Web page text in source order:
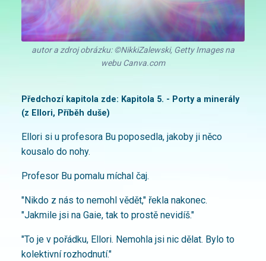
autor a zdroj obrázku: ©NikkiZalewski, Getty Images na
webu Canva.com
Předchozí kapitola zde: Kapitola 5. - Porty a minerály
(z Ellori, Příběh duše)
Ellori si u profesora Bu poposedla, jakoby ji něco
kousalo do nohy.
Profesor Bu pomalu míchal čaj.
"Nikdo z nás to nemohl vědět," řekla nakonec.
"Jakmile jsi na Gaie, tak to prostě nevidíš."
"To je v pořádku, Ellori. Nemohla jsi nic dělat. Bylo to
kolektivní rozhodnutí."